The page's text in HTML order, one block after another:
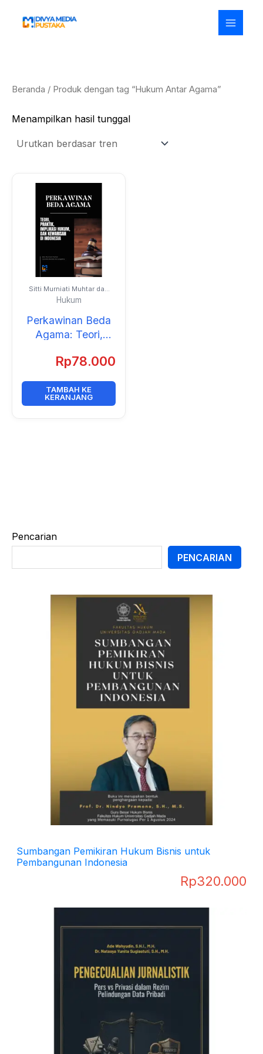
Pencarian
PENCARIAN
Sumbangan Pemikiran Hukum Bisnis untuk
Pembangunan Indonesia
Rp320.000
Beranda / Produk dengan tag “Hukum Antar Agama”
Menampilkan hasil tunggal
Sitti Murniati Muhtar dan
Cornelis Hendra
Watungadha
Hukum
Perkawinan Beda
Agama: Teori,
Hukum, dan
Indonesia
Rp78.000
TAMBAH KE
KERANJANG